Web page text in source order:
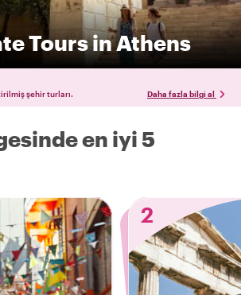
Tours in Athens
şehir turları. Daha fazla bilgi al
en iyi 5
2